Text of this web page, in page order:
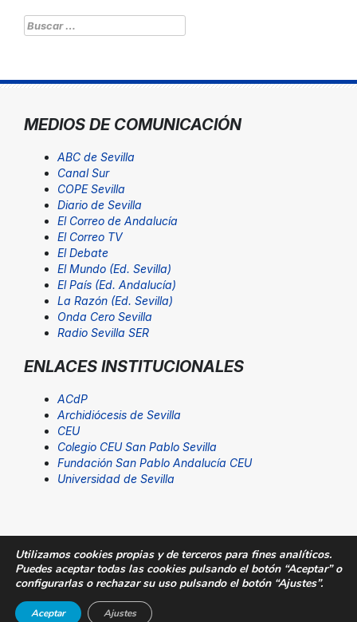
Buscar:
MEDIOS DE COMUNICACIÓN
ABC de Sevilla
Canal Sur
COPE Sevilla
Diario de Sevilla
El Correo de Andalucía
El Correo TV
El Debate
El Mundo (Ed. Sevilla)
El País (Ed. Andalucía)
La Razón (Ed. Sevilla)
Onda Cero Sevilla
Radio Sevilla SER
ENLACES INSTITUCIONALES
ACdP
Archidiócesis de Sevilla
CEU
Colegio CEU San Pablo Sevilla
Fundación San Pablo Andalucía CEU
Universidad de Sevilla
© Fundación San Pablo Andalucía CEU. Todos los
SUGERENCIAS@CEU
Utilizamos cookies propias y de terceros para fines analíticos.
Puedes aceptar todas las cookies pulsando el botón “Aceptar” o
configurarlas o rechazar su uso pulsando el botón “Ajustes”.
Aceptar Ajustes